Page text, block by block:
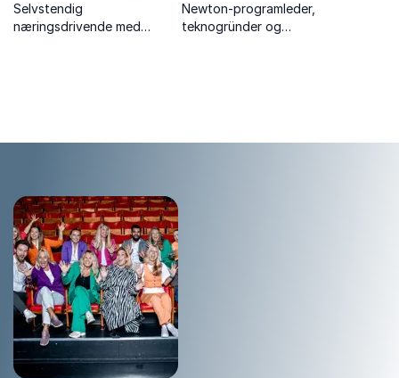
Selvstendig
næringsdrivende med
Newton-programleder,
teknogründer og